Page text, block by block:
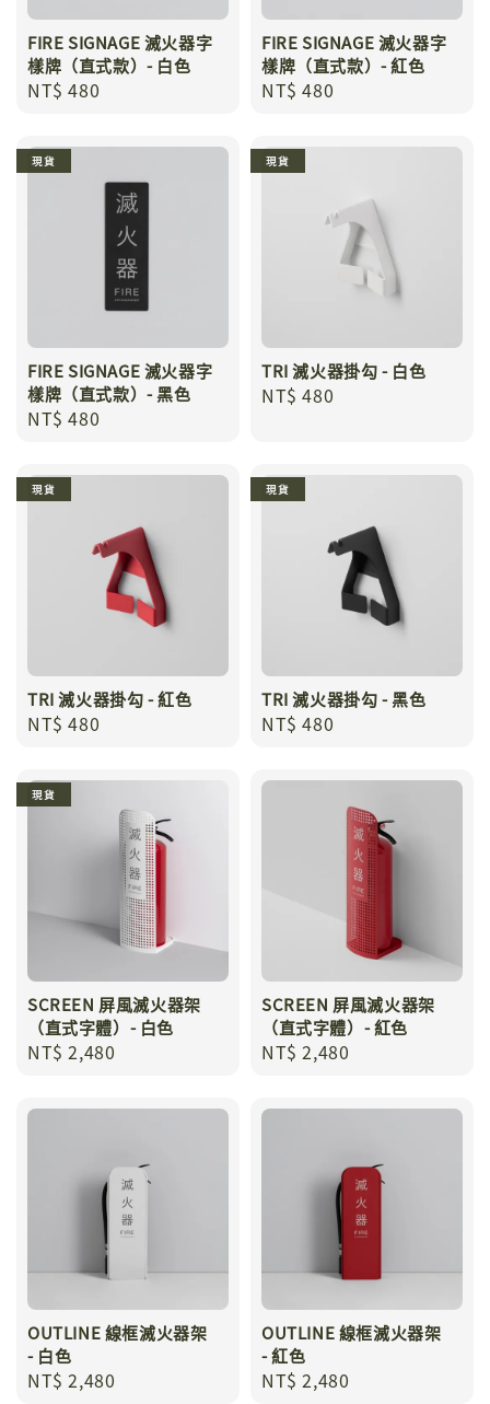
FIRE SIGNAGE 滅火器字
樣牌（直式款）- 白色
Regular
NT$ 480
FIRE SIGNAGE 滅火器字
樣牌（直式款）- 紅色
Regular
NT$ 480
現貨
FIRE SIGNAGE 滅火器字
樣牌（直式款）- 黑色
Regular
NT$ 480
現貨
TRI 滅火器掛勾 - 白色
Regular
NT$ 480
現貨
TRI 滅火器掛勾 - 紅色
Regular
NT$ 480
現貨
TRI 滅火器掛勾 - 黑色
Regular
NT$ 480
現貨
SCREEN 屏風滅火器架
（直式字體）- 白色
Regular
NT$ 2,480
SCREEN 屏風滅火器架
（直式字體）- 紅色
Regular
NT$ 2,480
OUTLINE 線框滅火器架
- 白色
Regular
NT$ 2,480
OUTLINE 線框滅火器架
- 紅色
Regular
NT$ 2,480